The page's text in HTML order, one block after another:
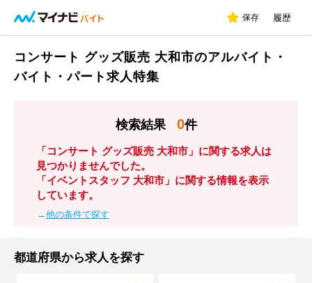
保存 履歴
コンサート グッズ販売 大和市のアルバイト・
バイト・パート求人特集
検索結果 0件
「コンサート グッズ販売 大和市」に関する求人は
見つかりませんでした。
「イベントスタッフ 大和市」に関する情報を表示
しています。
→他の条件で探す
都道府県から求人を探す